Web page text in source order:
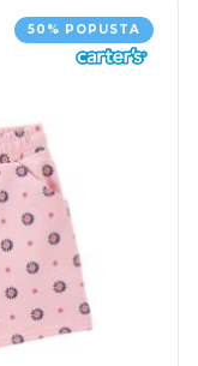
50% POPUSTA